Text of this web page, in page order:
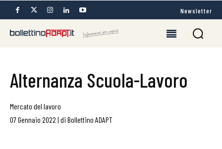
Newsletter
Alternanza Scuola-Lavoro
Mercato del lavoro
07 Gennaio 2022 | di Bollettino ADAPT